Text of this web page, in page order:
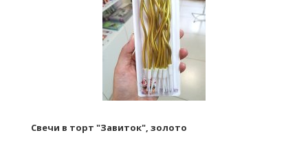
Свечи в торт "Завиток", золото